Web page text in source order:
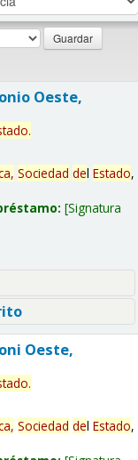
Oeste,
.
Sociedad del Estado,
Signatura
Oeste,
.
Sociedad del Estado,